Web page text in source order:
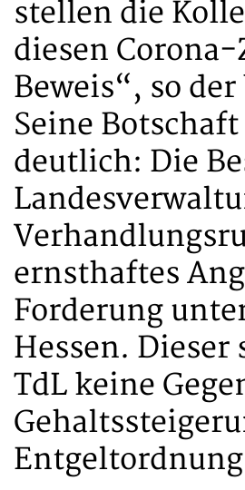
stellen die
diesen
Beweis“, so
Seine
deutlich: Die
ernsthaftes
Forderung
Hessen. Dieser
TdL keine